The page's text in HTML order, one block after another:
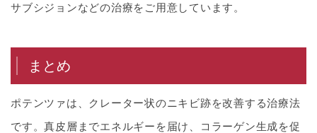
サブシジョンなどの治療をご用意しています。
まとめ
ポテンツァは、クレーター状のニキビ跡を改善する治療法
です。真皮層までエネルギーを届け、コラーゲン生成を促